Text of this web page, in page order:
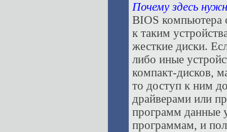
Почему здесь
BIOS компьютера
к таким
жесткие диски.
либо иные
компакт-дисков,
то доступ к ним
драйверами или
программ данные
программам, и